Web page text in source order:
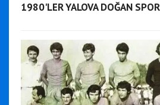
1980'LER YALOVA DOĞAN